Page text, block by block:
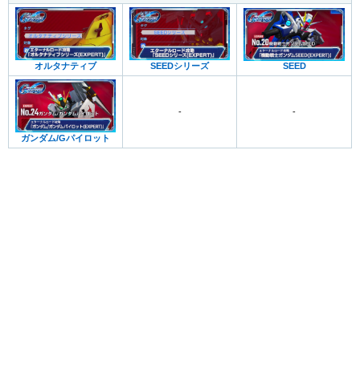
オルタナティブ SEEDシリーズ SEED
ガンダム/Gパイロット
- -